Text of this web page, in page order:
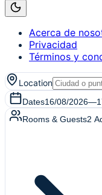
Acerca de
Privacidad
Términos y
Location
Dates16/08/2026—
Rooms & Guests2